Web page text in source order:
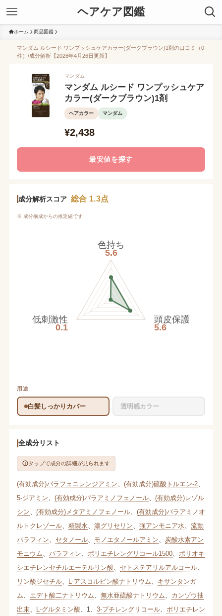
ヘアケア図鑑
ホーム 商品図鑑
マンダム ルシード ワンプッシュケアカラー(ダークブラウン)1剤の口コミ（0
件）/成分解析【2026年4月26日更新】
マンダム
マンダム ルシード ワンプッシュケア
カラー(ダークブラウン)1剤
ヘアカラー マンダム
¥2,438
最安値を探す
成分解析スコア 総合 1.3点
※ 成分構成からの推定値です
色持ち
5.6
頭皮保護
5.6
低刺激性
0.1
用途
白髪しっかりカバー 透明感カラー
全成分リスト
タップで成分の詳細が見られます
(有効成分)パラフェニレンジアミン (有効成分)硫酸トルエン-2、
5-ジアミン
(有効成分)パラアミノフェノール、 (有効成分)レゾル
シン
(有効成分)メタアミノフェノール、 (有効成分)パラアミノオ
ルトクレゾール、 精製水 濃グリセリン 強アンモニア水
流動
パラフィン
セタノール、 モノエタノールアミン
炭酸水素アン
モニウム
パラフィン ポリエチレングリコール1500、 ポリオキ
シエチレンセチルエーテルリン酸
セトステアリルアルコール、
リン酸ジセチル、 L-アスコルビン酸ナトリウム
キサンタンガ
ム
エデト酸二ナトリウム 無水亜硫酸ナトリウム
カンゾウ抽
出末、 L-グルタミン酸 1 3-ブチレングリコール、 ポリエチレン